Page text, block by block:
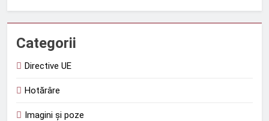
Categorii
Directive UE
Hotărâre
Imagini și poze